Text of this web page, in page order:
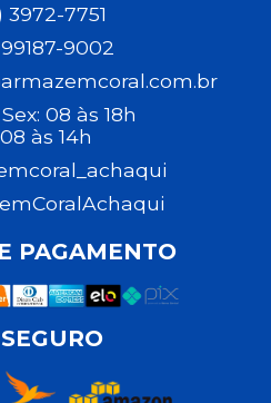
3972-7751
99187-9002
08 às 18h
às 14h
PAGAMENTO